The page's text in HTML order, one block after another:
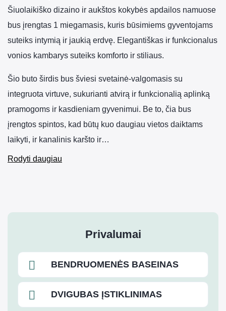
Šiuolaikiško dizaino ir aukštos kokybės apdailos namuose
bus įrengtas 1 miegamasis, kuris būsimiems gyventojams
suteiks intymią ir jaukią erdvę. Elegantiškas ir funkcionalus
vonios kambarys suteiks komforto ir stiliaus.
Šio buto širdis bus šviesi svetainė-valgomasis su
integruota virtuve, sukurianti atvirą ir funkcionalią aplinką
pramogoms ir kasdieniam gyvenimui. Be to, čia bus
įrengtos spintos, kad būtų kuo daugiau vietos daiktams
laikyti, ir kanalinis karšto ir…
Rodyti daugiau
Privalumai
BENDRUOMENĖS BASEINAS
DVIGUBAS ĮSTIKLINIMAS